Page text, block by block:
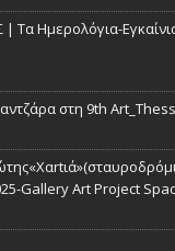
Ημερολόγια-
στη 9th
Gallery Art Project